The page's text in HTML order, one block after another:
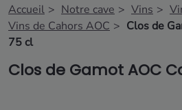
Accueil Notre cave Vins
Vins de Cahors AOC
Clos de
75 cl
Clos de Gamot AOC